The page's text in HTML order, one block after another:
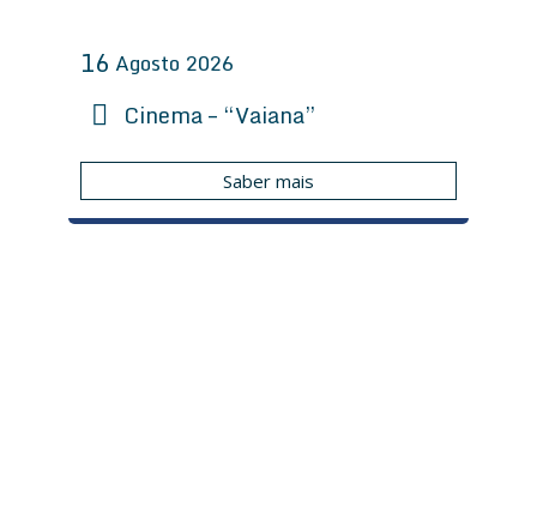
16 Agosto 2026
Cinema – “Vaiana”
Saber mais